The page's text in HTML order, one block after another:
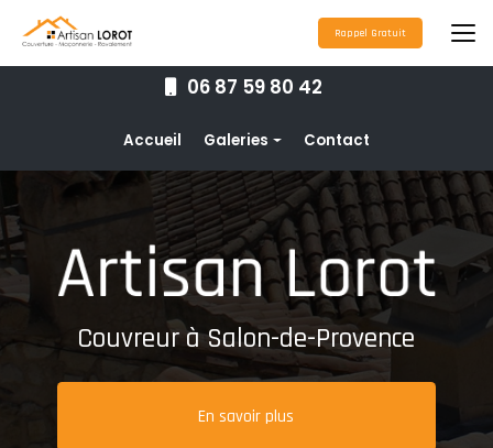
contenu
principal
06 87 59 80 42
Accueil Galeries
Couverture
Nettoyage toiture
Ravalement de façade
Étanchéité toiture
Maçonnerie
Pose de gouttières
Contact
Rappel Gratuit
Couvreur à Salon-de-Provence
En savoir plus